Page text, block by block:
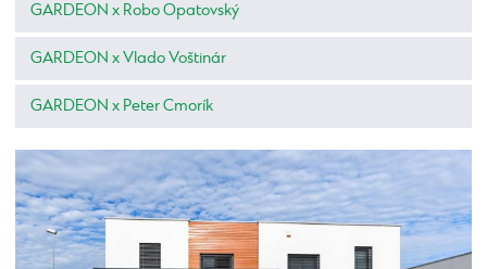
GARDEON x Robo Opatovský
GARDEON x Vlado Voštinár
GARDEON x Peter Cmorík